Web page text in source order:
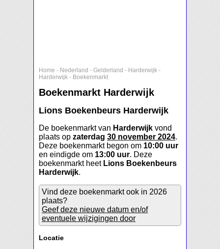
Home - Nederland - Gelderland - Harderwijk -
Harderwijk - Boekenmarkt
Boekenmarkt Harderwijk
Lions Boekenbeurs Harderwijk
De boekenmarkt van Harderwijk vond
plaats op zaterdag 30 november 2024.
Deze boekenmarkt begon om 10:00 uur
en eindigde om 13:00 uur. Deze
boekenmarkt heet Lions Boekenbeurs
Harderwijk.
Vind deze boekenmarkt ook in 2026
plaats?
Geef deze nieuwe datum en/of
eventuele wijzigingen door
Locatie